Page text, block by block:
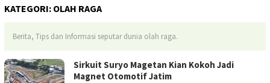
KATEGORI: OLAH RAGA
Berita, Tips dan Informasi seputar dunia olah raga.
Sirkuit Suryo Magetan Kian Kokoh Jadi
Magnet Otomotif Jatim